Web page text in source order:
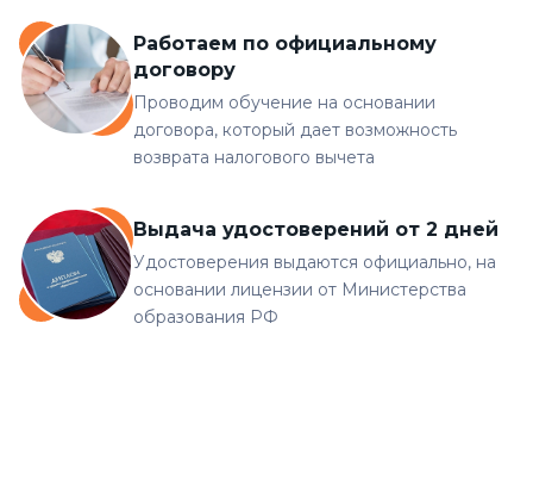
Работаем по официальному
договору
Проводим обучение на основании
договора, который дает возможность
возврата налогового вычета
Выдача удостоверений от 2 дней
Удостоверения выдаются официально, на
основании лицензии от Министерства
образования РФ